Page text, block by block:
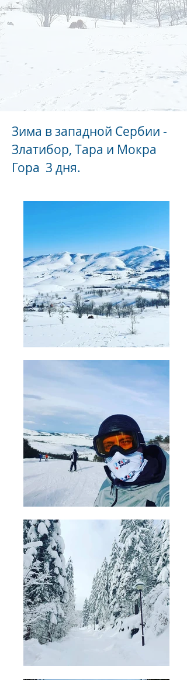
Зима в западной Сербии -
Златибор, Тара и Мокра
Гора 3 дня.